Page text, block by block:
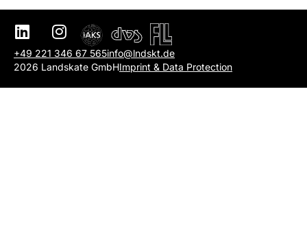
+49 221 346 67 565info@lndskt.de
2026 Landskate GmbHImprint & Data Protection